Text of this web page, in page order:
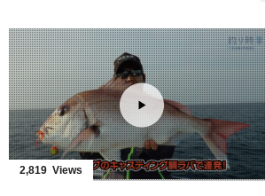
つカルティバフィールドテスター佐藤文紀さ
んが、秋田県を流れる大河・米代川でサクラ
マスを狙います。
■使用アイテム
STX-38ZN
STX-45ZN
OWNERMOVIEhttp://ownertv.jp/
オーナーばりwebsite
http://www.owner.co.jp
2,819